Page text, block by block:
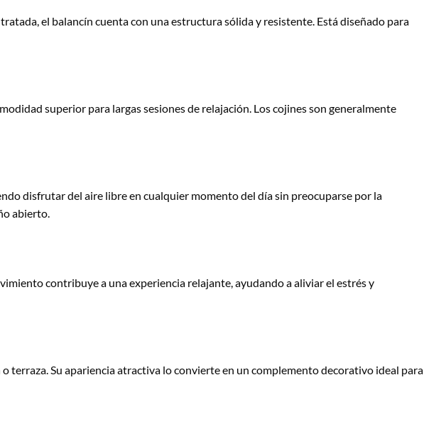
el balancín cuenta con una estructura sólida y resistente. Está diseñado para
superior para largas sesiones de relajación. Los cojines son generalmente
disfrutar del aire libre en cualquier momento del día sin preocuparse por la
abierto.
contribuye a una experiencia relajante, ayudando a aliviar el estrés y
terraza. Su apariencia atractiva lo convierte en un complemento decorativo ideal para